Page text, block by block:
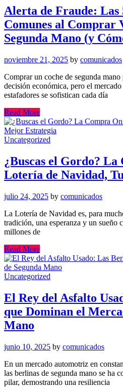
Alerta de Fraude: Las
Comunes al Comprar
Segunda Mano (y
noviembre 21, 2025 by comunicados
Comprar un coche de segunda mano
decisión económica, pero el
estafadores se sofistican cada día
Read More
Uncategorized
¿Buscas el Gordo?
Lotería de Navidad,
julio 24, 2025 by comunicados
La Lotería de Navidad es, para
tradición, una esperanza y un sueño
millones de
Read More
Uncategorized
El Rey del Asfalto
que Dominan el
Mano
junio 10, 2025 by comunicados
En un mercado automotriz en
las berlinas de segunda mano se ha
pilar, demostrando una resiliencia